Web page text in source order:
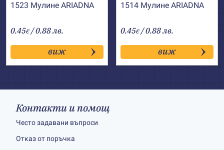
1523 Мулине АRIADNA
0.45€ / 0.88 лв.
виж
1514 Мулине АRIADNA
0.45€ / 0.88 лв.
виж
Контакти и помощ
Често задавани въпроси
Отказ от поръчка